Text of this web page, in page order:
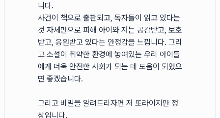
니다.
사건이 책으로 출판되고, 독자들이 읽고 있다는
것 자체만으로 피해 아이와 저는 공감받고, 보호
받고, 응원받고 있다는 안정감을 느낍니다. 그리
고 소설이 취약한 환경에 놓여있는 우리 아이들
에게 더욱 안전한 사회가 되는 데 도움이 되었으
면 좋겠습니다.
그리고 비밀을 알려드리자면 저 또라이지만 정
상입니다.